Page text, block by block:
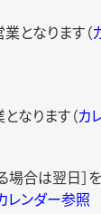
となります（
なります（カ
合は翌日］
レンダー参照